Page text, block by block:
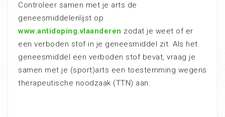
Controleer samen met je arts de
geneesmiddelenlijst op
www.antidoping.vlaanderen zodat je weet of er
een verboden stof in je geneesmiddel zit. Als het
geneesmiddel een verboden stof bevat, vraag je
samen met je (sport)arts een toestemming wegens
therapeutische noodzaak (TTN) aan.